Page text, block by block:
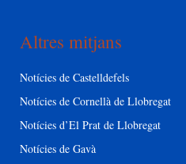
Altres mitjans
Notícies de Castelldefels
Notícies de Cornellà de Llobregat
Notícies d’El Prat de Llobregat
Notícies de Gavà